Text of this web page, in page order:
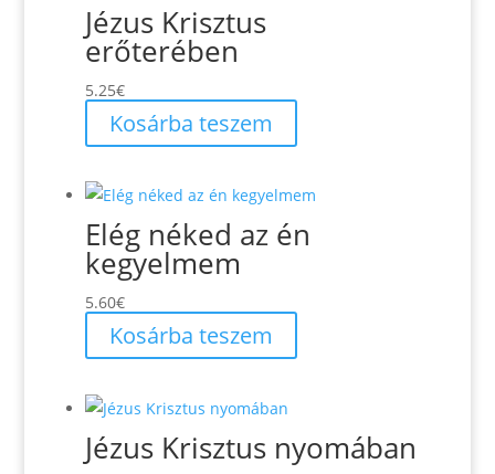
Jézus Krisztus
erőterében
5.25€
Kosárba teszem
Elég néked az én
kegyelmem
5.60€
Kosárba teszem
Jézus Krisztus nyomában